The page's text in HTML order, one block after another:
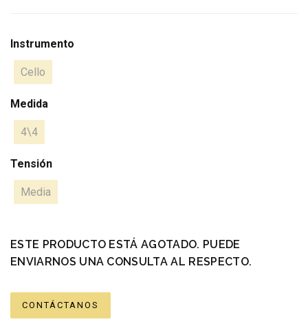
Instrumento
Cello
Medida
4\4
Tensión
Media
ESTE PRODUCTO ESTÁ AGOTADO. PUEDE
ENVIARNOS UNA CONSULTA AL RESPECTO.
CONTÁCTANOS